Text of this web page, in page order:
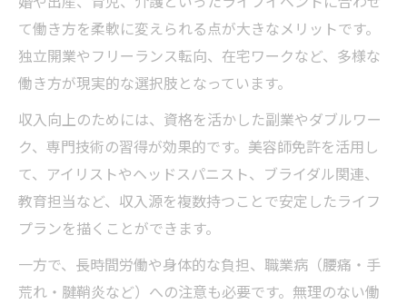
て働き方を柔軟に変えられる点が大きなメリットです。
独立開業やフリーランス転向、在宅ワークなど、多様な
働き方が現実的な選択肢となっています。
収入向上のためには、資格を活かした副業やダブルワー
ク、専門技術の習得が効果的です。美容師免許を活用し
て、アイリストやヘッドスパニスト、ブライダル関連、
教育担当など、収入源を複数持つことで安定したライフ
プランを描くことができます。
一方で、長時間労働や身体的な負担、職業病（腰痛・手
荒れ・腱鞘炎など）への注意も必要です。無理のない働